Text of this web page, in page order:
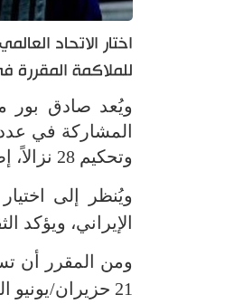
اختار الاتحاد
للملاكمة المقررة
ويُعد صادق بور
وتحكيم 28 نزالاً، إضافة إلى مشاركته في بطولة العالم التي استضافتها البرازيل العام الماضي.
ويُنظر إلى
الإيراني، ويؤكد
ومن المقرر أن
21 حزيران/يونيو الجاري.